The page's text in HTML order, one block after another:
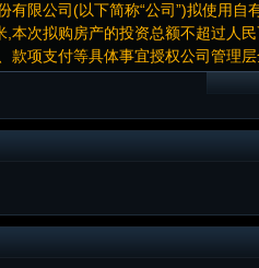
有限公司(以下简称“公司”)拟使用
,本次拟购房产的投资总额不超过人
款项支付等具体事宜授权公司管理